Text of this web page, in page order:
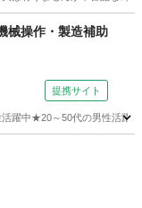
操作・製造補助
提携サイト
躍中★20～50代の男性活